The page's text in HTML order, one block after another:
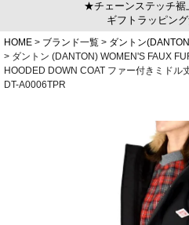
★チェーンステッチ裾
ギフトラッピン
HOME
ブランド一覧 ダントン
ダントン (DANTON) WOMEN'S FAUX
HOODED DOWN COAT ファー付きミド
DT-A0006TPR